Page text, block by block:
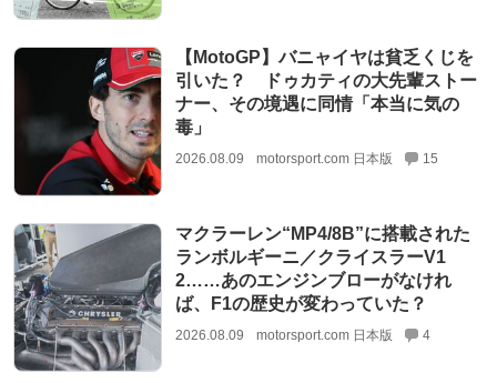
【MotoGP】バニャイヤは貧乏くじを
引いた？ ドゥカティの大先輩ストー
ナー、その境遇に同情「本当に気の
毒」
2026.08.09 motorsport.com 日本版 15
マクラーレン“MP4/8B”に搭載された
ランボルギーニ／クライスラーV1
2……あのエンジンブローがなけれ
ば、F1の歴史が変わっていた？
2026.08.09 motorsport.com 日本版 4